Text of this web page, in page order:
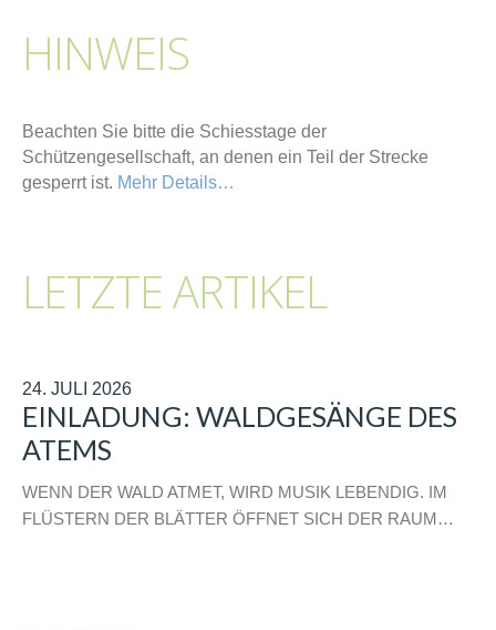
HINWEIS
Beachten Sie bitte die Schiesstage der
Schützengesellschaft, an denen ein Teil der Strecke
gesperrt ist. Mehr Details…
LETZTE ARTIKEL
24. JULI 2026
EINLADUNG: WALDGESÄNGE DES
ATEMS
WENN DER WALD ATMET, WIRD MUSIK LEBENDIG. IM
FLÜSTERN DER BLÄTTER ÖFFNET SICH DER RAUM…